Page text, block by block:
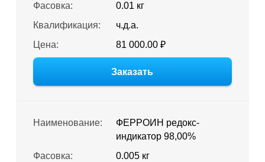
Фасовка:
0.01 кг
Квалификация:
ч.д.а.
Цена:
81 000.00 ₽
Заказать
Наименование:
ФЕРРОИН редокс-
индикатор 98,00%
Фасовка:
0.005 кг